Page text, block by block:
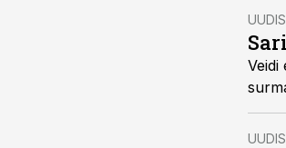
Veidi